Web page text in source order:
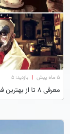
۵ ماه پیش | بازدید: 5
معرفی 8 تا از بهترین فیلم‌های ترسناک با دلقک قاتل